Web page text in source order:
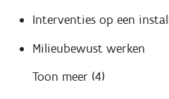
Interventies op een
Milieubewust werken
Toon meer (4)